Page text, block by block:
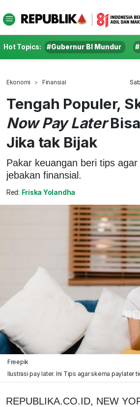
Hot Topics: #Gubernur BI Mundur
Ekonomi Finansial
Tengah Populer,
Now Pay Later
Jika tak Bijak
Pakar keuangan beri tips
jebakan finansial.
Red: Friska Yolandha
Freepik
Ilustrasi pay later. Ini Tips agar skema paylater
REPUBLIKA.CO.ID, NEW